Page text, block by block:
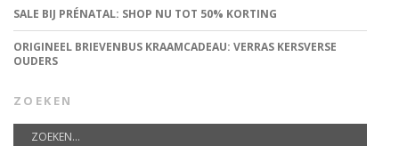
SALE BIJ PRÉNATAL: SHOP NU TOT 50% KORTING
ORIGINEEL BRIEVENBUS KRAAMCADEAU: VERRAS KERSVERSE
OUDERS
ZOEKEN